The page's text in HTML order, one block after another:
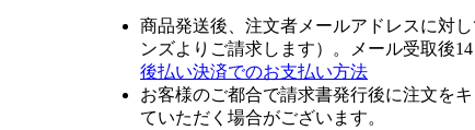
商品発送後、注文者メールアドレスに対
ンズよりご請求します）。メール受取後
後払い決済でのお支払い方法
お客様のご都合で請求書発行後に注文を
ていただく場合がございます。